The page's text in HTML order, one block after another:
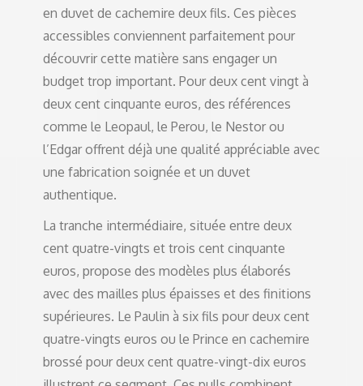
en duvet de cachemire deux fils. Ces pièces
accessibles conviennent parfaitement pour
découvrir cette matière sans engager un
budget trop important. Pour deux cent vingt à
deux cent cinquante euros, des références
comme le Leopaul, le Perou, le Nestor ou
l’Edgar offrent déjà une qualité appréciable avec
une fabrication soignée et un duvet
authentique.
La tranche intermédiaire, située entre deux
cent quatre-vingts et trois cent cinquante
euros, propose des modèles plus élaborés
avec des mailles plus épaisses et des finitions
supérieures. Le Paulin à six fils pour deux cent
quatre-vingts euros ou le Prince en cachemire
brossé pour deux cent quatre-vingt-dix euros